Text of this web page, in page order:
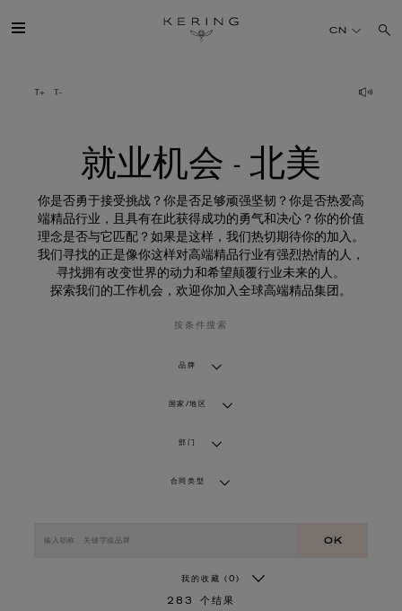
业
机
可持续发展
FINANCE
加入我们
CN
就业机会 - 北美
你是否勇于接受挑战？你是否足够顽强坚韧？你是否热爱高
端精品行业，且具有在此获得成功的勇气和决心？你的价值
理念是否与它匹配？如果是这样，我们热切期待你的加入。
我们寻找的正是像你这样对高端精品行业有强烈热情的人，
寻找拥有改变世界的动力和希望颠覆行业未来的人。
探索我们的工作机会，欢迎你加入全球高端精品集团。
按条件搜索
品牌
国家/地区
部门
合同类型
OK
我的收藏 (0)
283 个结果